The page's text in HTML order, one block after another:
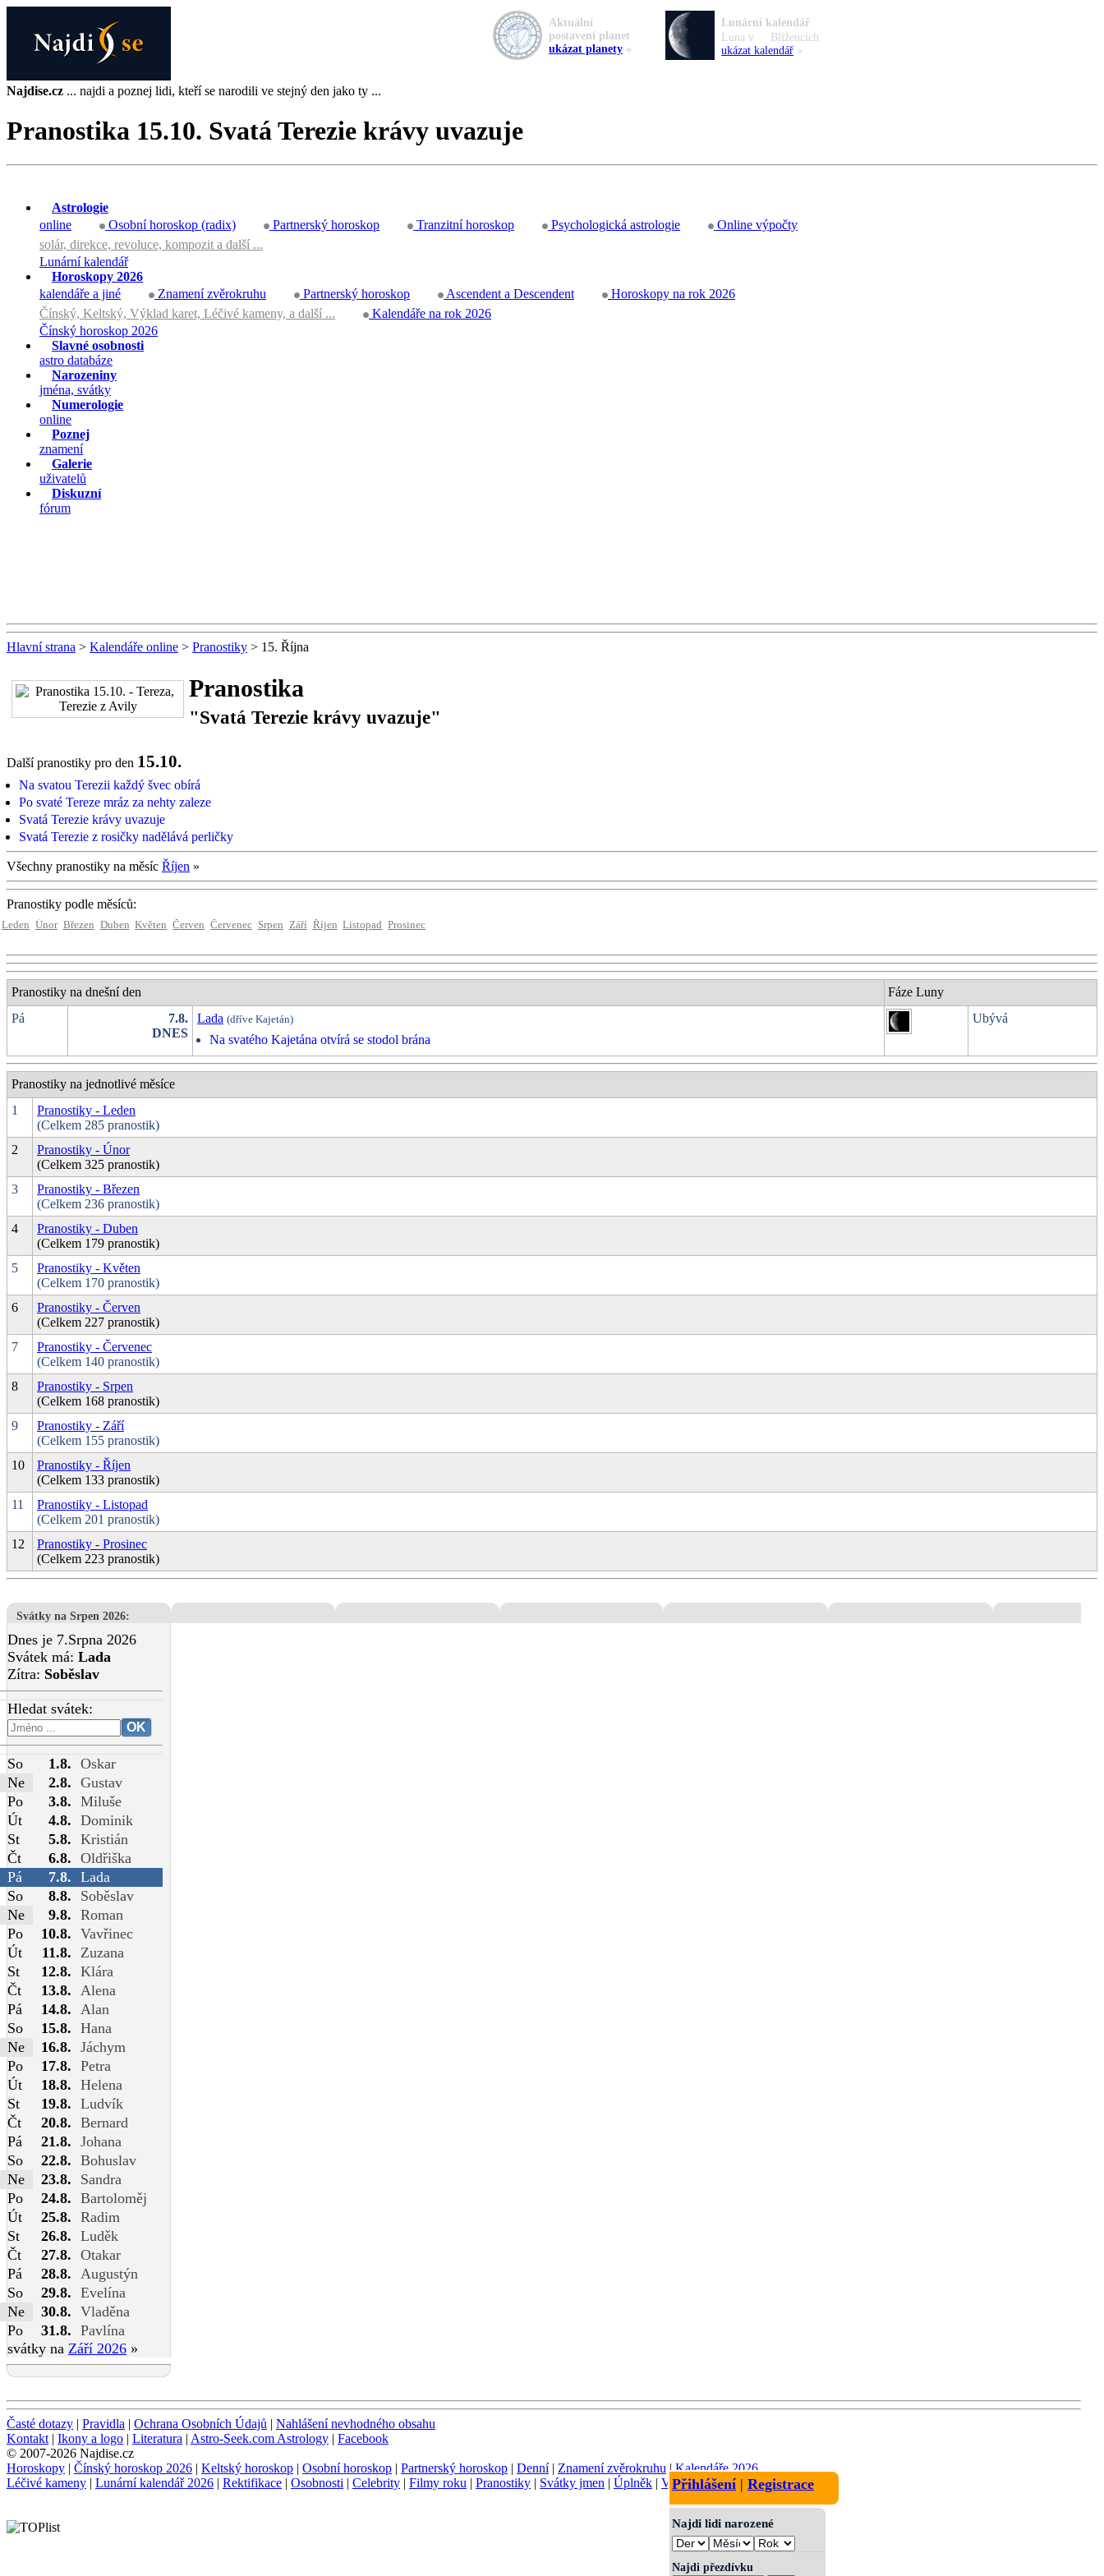
Najdise.cz ... najdi a poznej lidi, kteří se narodili ve stejný den jako ty ...
Pranostika 15.10. Svatá Terezie krávy uvazuje
Astrologie
online
Osobní horoskop (radix) Partnerský horoskop Tranzitní horoskop Psychologická astrologie
Online výpočty
solár, direkce, revoluce, kompozit a další ...
Lunární kalendář
Horoskopy 2026
kalendáře a jiné
Znamení zvěrokruhu Partnerský horoskop Ascendent a Descendent
Horoskopy na rok 2026
Čínský, Keltský, Výklad karet, Léčivé kameny, a další ...
Kalendáře na rok 2026
Čínský horoskop 2026
Slavné osobnosti
astro databáze
Narozeniny
jména, svátky
Numerologie
online
Poznej
znamení
Galerie
uživatelů
Diskuzní
fórum
Hlavní strana > Kalendáře online > Pranostiky > 15. Října
Pranostika
"Svatá Terezie krávy uvazuje"
Další pranostiky pro den 15.10.
Na svatou Terezii každý švec obírá
Po svaté Tereze mráz za nehty zaleze
Svatá Terezie krávy uvazuje
Svatá Terezie z rosičky nadělává perličky
Všechny pranostiky na měsíc Říjen »
Pranostiky podle měsíců:
Leden Únor Březen Duben Květen Červen Červenec Srpen Září Říjen Listopad Prosinec
Pranostiky na dnešní den
Fáze Luny
Pá
7.8.
DNES
Lada (dříve Kajetán)
Na svatého Kajetána otvírá se stodol brána
Ubývá
Pranostiky na jednotlivé měsíce
1
Pranostiky - Leden
(Celkem 285 pranostik)
2
Pranostiky - Únor
(Celkem 325 pranostik)
3
Pranostiky - Březen
(Celkem 236 pranostik)
4
Pranostiky - Duben
(Celkem 179 pranostik)
5
Pranostiky - Květen
(Celkem 170 pranostik)
6
Pranostiky - Červen
(Celkem 227 pranostik)
7
Pranostiky - Červenec
(Celkem 140 pranostik)
8
Pranostiky - Srpen
(Celkem 168 pranostik)
9
Pranostiky - Září
(Celkem 155 pranostik)
10
Pranostiky - Říjen
(Celkem 133 pranostik)
11
Pranostiky - Listopad
(Celkem 201 pranostik)
12
Pranostiky - Prosinec
(Celkem 223 pranostik)
Svátky na Srpen 2026:
Dnes je 7.Srpna 2026
Svátek má: Lada
Zítra: Soběslav
Hledat svátek:
So 1.8. Oskar
Ne
2.8. Gustav
Po
3.8. Miluše
Út
4.8. Dominik
St
5.8. Kristián
Čt
6.8. Oldřiška
Pá
7.8. Lada
So
8.8.
Soběslav
Ne
9.8. Roman
Po
10.8. Vavřinec
Út
11.8.
Zuzana
St
12.8. Klára
Čt
13.8.
Alena
Pá
14.8.
Alan
So
15.8. Hana
Ne
16.8. Jáchym
Po
17.8. Petra
Út
18.8. Helena
St
19.8. Ludvík
Čt
20.8. Bernard
Pá
21.8. Johana
So
22.8. Bohuslav
Ne
23.8.
Sandra
Po
24.8. Bartoloměj
Út
25.8. Radim
St
26.8. Luděk
Čt
27.8. Otakar
Pá
28.8.
Augustýn
So
29.8. Evelína
Ne
30.8. Vladěna
Po
31.8. Pavlína
svátky na Září 2026 »
Aktuální
postavení planet
ukázat planety »
Lunární kalendář
Luna v
Blížencích
ukázat kalendář »
Přihlášení| Registrace
Najdi lidi narozené
Najdi přezdívku
Časté dotazy | Pravidla | Ochrana Osobních Údajů | Nahlášení nevhodného obsahu
Kontakt | Ikony a logo | Literatura | Astro-Seek.com Astrology | Facebook
© 2007-2026 Najdise.cz
Horoskopy | Čínský horoskop 2026 | Keltský horoskop | Osobní horoskop | Partnerský horoskop | Denní| Znamení zvěrokruhu | Kalendáře 2026
Léčivé kameny | Lunární kalendář 2026 | Rektifikace | Osobnosti | Celebrity | Filmy roku | Pranostiky | Svátky jmen | Úplněk | Význam jmen